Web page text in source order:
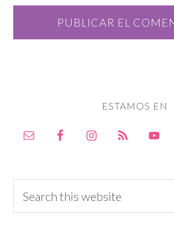
ESTAMOS EN